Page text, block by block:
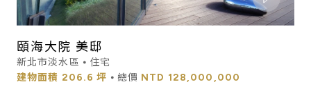
頤海大院 美邸
新北市淡水區 ⦁ 住宅
建物面積 206.6 坪 ⦁ 總價 NTD 128,000,000